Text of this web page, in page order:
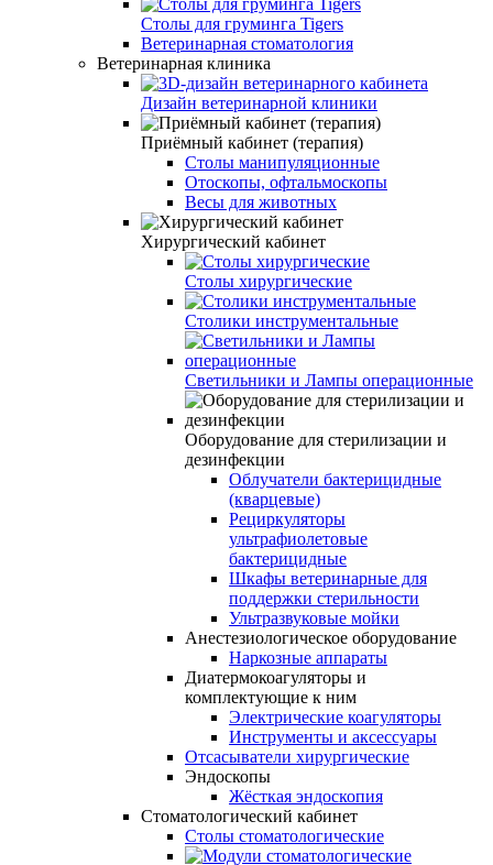
Столы для груминга Tigers
Ветеринарная стоматология
Ветеринарная клиника
Дизайн ветеринарной клиники
Приёмный кабинет (терапия)
Столы манипуляционные
Отоскопы, офтальмоскопы
Весы для животных
Хирургический кабинет
Столы хирургические
Столики инструментальные
Светильники и Лампы операционные
Оборудование для стерилизации и
дезинфекции
Облучатели бактерицидные
(кварцевые)
Рециркуляторы
ультрафиолетовые
бактерицидные
Шкафы ветеринарные для
поддержки стерильности
Ультразвуковые мойки
Анестезиологическое оборудование
Наркозные аппараты
Диатермокоагуляторы и
комплектующие к ним
Электрические коагуляторы
Инструменты и аксессуары
Отсасыватели хирургические
Эндоскопы
Жёсткая эндоскопия
Стоматологический кабинет
Столы стоматологические